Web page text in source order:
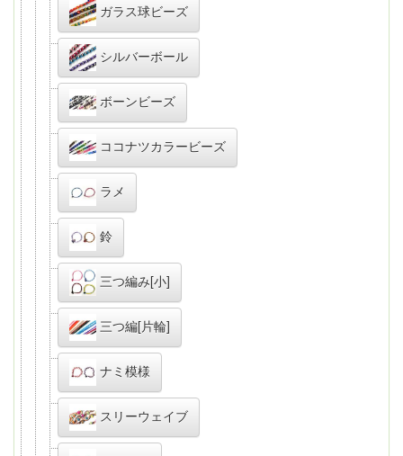
ガラス球ビーズ
シルバーボール
ボーンビーズ
ココナツカラービーズ
ラメ
鈴
三つ編み[小]
三つ編[片輪]
ナミ模様
スリーウェイブ